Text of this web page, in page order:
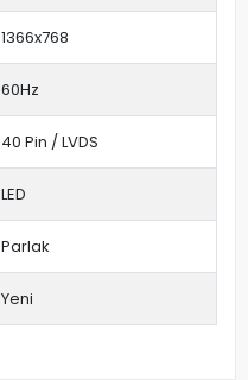
1366x768
60Hz
40 Pin / LVDS
LED
Parlak
Yeni